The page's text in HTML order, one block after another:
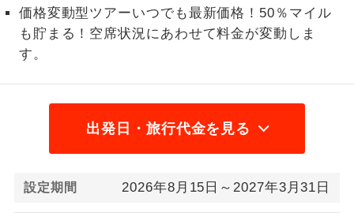
価格変動型ツアーいつでも最新価格！50％マイル
も貯まる！空席状況にあわせて料金が変動しま
す。
出発日・旅行代金を見る
設定期間 2026年8月15日～2027年3月31日
1名様催行
す。
おひとり様参
おひとり様限定でご参加いただけるコー
スです。